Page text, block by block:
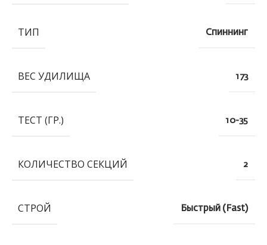
ТИП Спиннинг
ВЕС УДИЛИЩА 173
ТЕСТ (ГР.) 10-35
КОЛИЧЕСТВО СЕКЦИЙ 2
СТРОЙ Быстрый (Fast)